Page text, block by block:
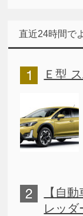
直近24時間で
Ｅ型
【自
レッダ